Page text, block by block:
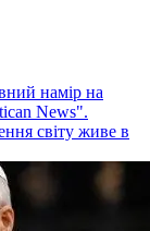
намір на
News".
світу живе в